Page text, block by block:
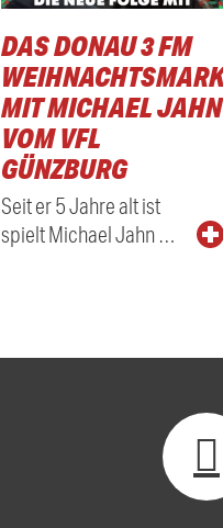
DAS DONAU 3 FM
MIT MICHAEL JAHN
VOM VFL
GÜNZBURG
Seit er 5 Jahre alt ist
spielt Michael Jahn …